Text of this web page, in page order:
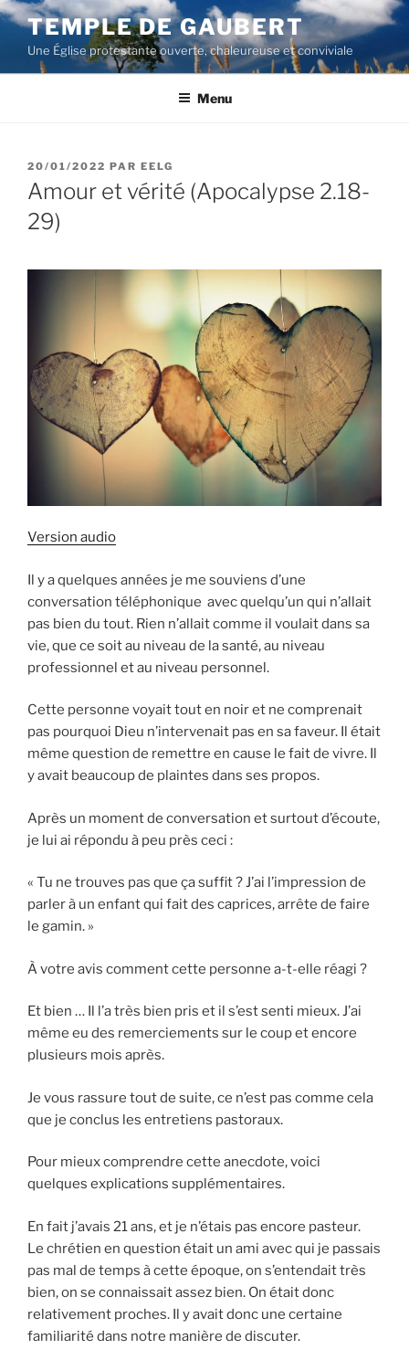
Aller
contenu
principal
TEMPLE DE GAUBERT
Une Église protestante ouverte, chaleureuse et conviviale
Menu
PUBLIÉ
LE
20/01/2022 PAR EELG
Amour et vérité (Apocalypse 2.18-
29)
Version audio
Il y a quelques années je me souviens d’une
conversation téléphonique avec quelqu’un qui n’allait
pas bien du tout. Rien n’allait comme il voulait dans sa
vie, que ce soit au niveau de la santé, au niveau
professionnel et au niveau personnel.
Cette personne voyait tout en noir et ne comprenait
pas pourquoi Dieu n’intervenait pas en sa faveur. Il était
même question de remettre en cause le fait de vivre. Il
y avait beaucoup de plaintes dans ses propos.
Après un moment de conversation et surtout d’écoute,
je lui ai répondu à peu près ceci :
« Tu ne trouves pas que ça suffit ? J’ai l’impression de
parler à un enfant qui fait des caprices, arrête de faire
le gamin. »
À votre avis comment cette personne a-t-elle réagi ?
Et bien … Il l’a très bien pris et il s’est senti mieux. J’ai
même eu des remerciements sur le coup et encore
plusieurs mois après.
Je vous rassure tout de suite, ce n’est pas comme cela
que je conclus les entretiens pastoraux.
Pour mieux comprendre cette anecdote, voici
quelques explications supplémentaires.
En fait j’avais 21 ans, et je n’étais pas encore pasteur.
Le chrétien en question était un ami avec qui je passais
pas mal de temps à cette époque, on s’entendait très
bien, on se connaissait assez bien. On était donc
relativement proches. Il y avait donc une certaine
familiarité dans notre manière de discuter.